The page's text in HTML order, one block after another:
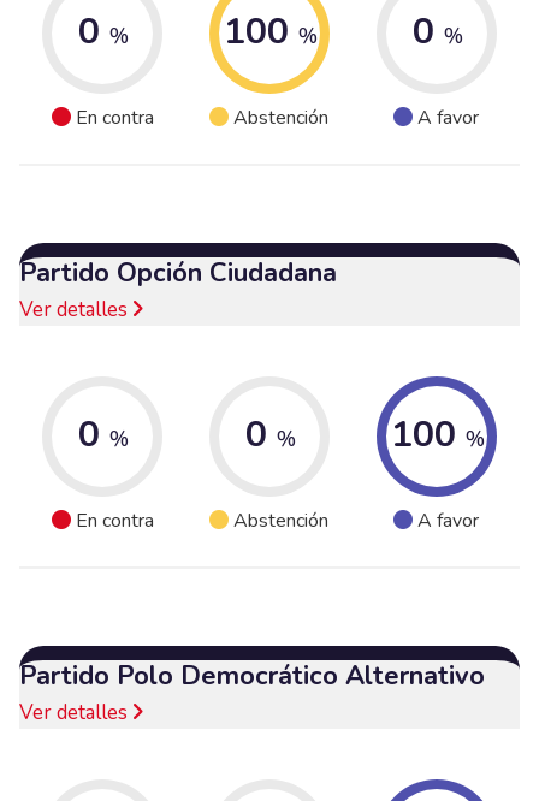
0 %
En contra
100 %
Abstención
0 %
A favor
Partido Opción Ciudadana
Ver detalles
0 %
En contra
0 %
Abstención
100 %
A favor
Partido Polo Democrático Alternativo
Ver detalles